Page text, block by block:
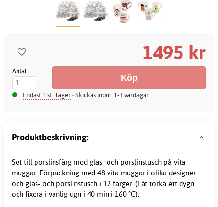
1495 kr
Antal:
Endast 1 st i lager- Skickas inom: 1-3 vardagar
Produktbeskrivning:
Set till porslinsfärg med glas- och porslinstusch på vita
muggar. Förpackning med 48 vita muggar i olika designer
och glas- och porslinstusch i 12 färger. (Låt torka ett dygn
och fixera i vanlig ugn i 40 min i 160 °C).